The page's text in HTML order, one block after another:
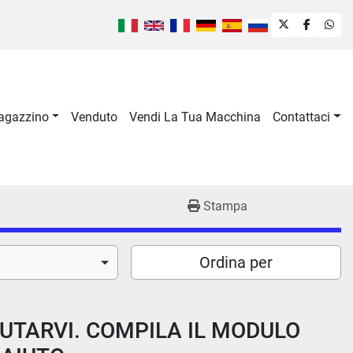
twitter
Venduto Vendi La Tua Macchina Contattaci
Stampa
Ordina per
COMPILA IL MODULO